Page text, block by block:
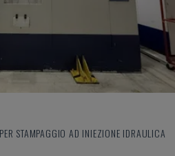
STAMPAGGIO AD INIEZIONE IDRAULICA